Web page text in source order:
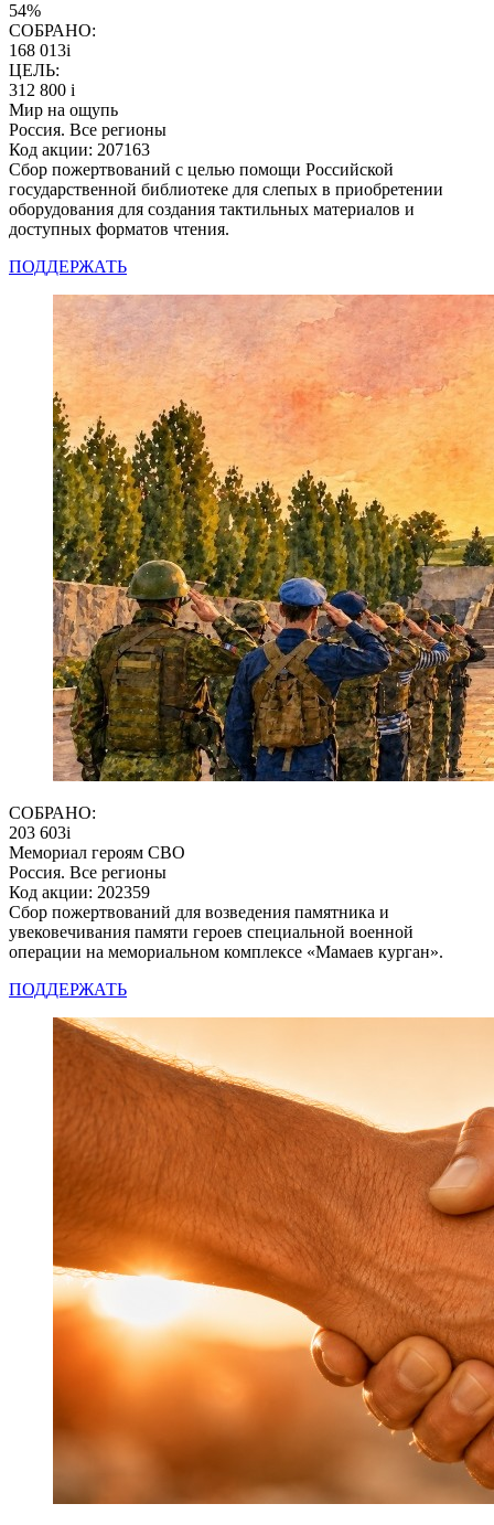
54%
СОБРАНО:
168 013i
ЦЕЛЬ:
312 800 i
Мир на ощупь
Россия. Все регионы
Код акции: 207163
Сбор пожертвований с целью помощи Российской
государственной библиотеке для слепых в приобретении
оборудования для создания тактильных материалов и
доступных форматов чтения.
ПОДДЕРЖАТЬ
СОБРАНО:
203 603i
Мемориал героям СВО
Россия. Все регионы
Код акции: 202359
Сбор пожертвований для возведения памятника и
увековечивания памяти героев специальной военной
операции на мемориальном комплексе «Мамаев курган».
ПОДДЕРЖАТЬ